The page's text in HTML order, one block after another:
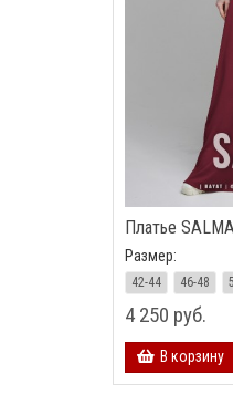
Платье
Размер:
42-44 46-48
4 250 руб.
В корзину